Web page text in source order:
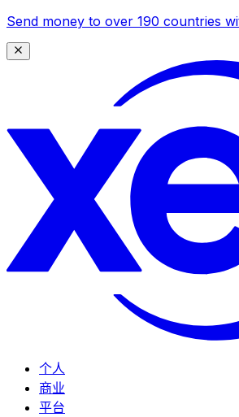
Send money to over 190 countries
个人
商业
平台